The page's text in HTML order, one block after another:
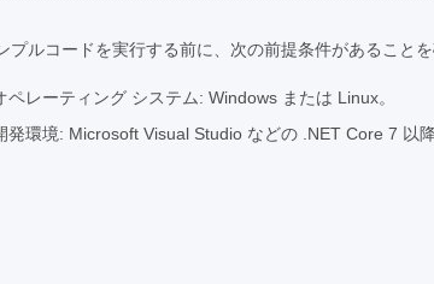
プルコードを実行する前に、次の前提条件があることを
ペレーティング システム: Windows または Linux。
発環境: Microsoft Visual Studio などの .NET Core 7 以